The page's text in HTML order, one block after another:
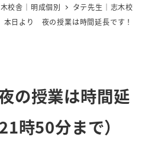
校舎｜明成個別
タテ先生｜志木校
本日より 夜の授業は時間延長です！
の授業は時間延
時50分まで）